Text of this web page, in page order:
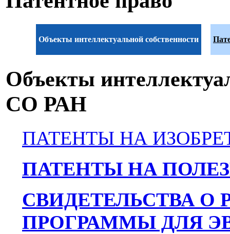
Объекты интеллектуальной собственности
Объекты
СО РАН
ПАТЕНТЫ НА
ПАТЕНТЫ НА
СВИДЕТЕЛЬСТВА О
ПРОГРАММЫ ДЛЯ